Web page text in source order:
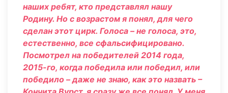
наших ребят, кто представлял нашу
Родину. Но с возрастом я понял, для чего
сделан этот цирк. Голоса – не голоса, это,
естественно, все сфальсифицировано.
Посмотрел на победителей 2014 года,
2015-го, когда победила или победил, или
победило – даже не знаю, как это назвать –